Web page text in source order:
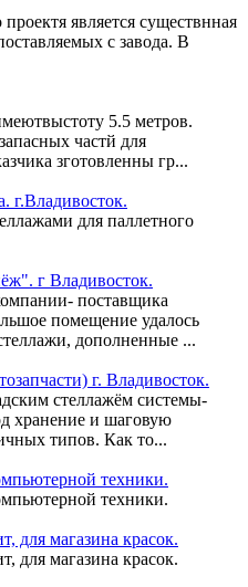
является существнная
с завода. В
5.5 метров.
частй для
зготовленны гр...
г.Владивосток.
для паллетного
г Владивосток.
поставщика
помещение удалось
дополненные ...
г. Владивосток.
стеллажём системы-
хранение и шаговую
типов. Как то...
техники.
техники.
для магазина красок.
для магазина красок.